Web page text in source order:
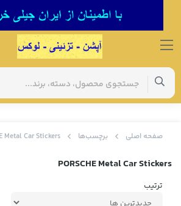
صفحه اصلی برچسب‌ها Metal Car Stickers
PORSCHE Metal Car Stickers
ترتیب